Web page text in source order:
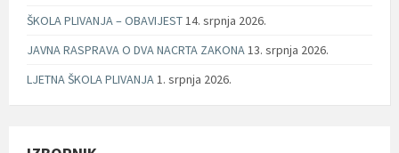
ŠKOLA PLIVANJA – OBAVIJEST14. srpnja 2026.
JAVNA RASPRAVA O DVA NACRTA ZAKONA13. srpnja 2026.
LJETNA ŠKOLA PLIVANJA1. srpnja 2026.